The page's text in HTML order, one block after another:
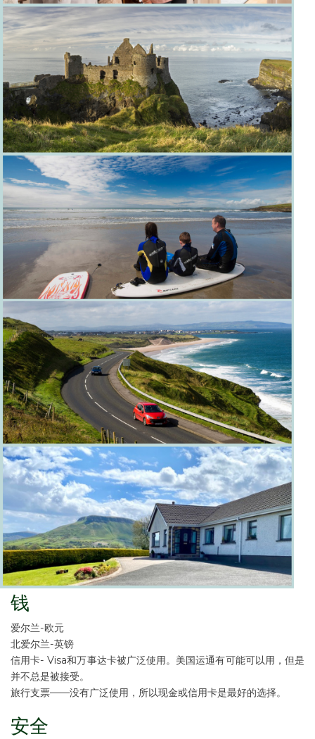
钱
爱尔兰-欧元
北爱尔兰-英镑
信用卡- Visa和万事达卡被广泛使用。美国运通有可能可以用，但是
并不总是被接受。
旅行支票——没有广泛使用，所以现金或信用卡是最好的选择。
安全